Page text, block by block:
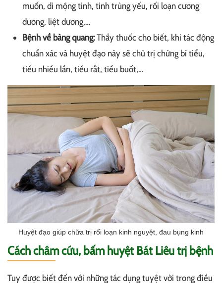
muốn, di mộng tinh, tinh trùng yếu, rối loạn cương
dương, liệt dương,…
Bệnh về bàng quang:Thầy thuốc cho biết, khi tác động
chuẩn xác và huyệt đạo này sẽ chủ trị chứng bí tiểu,
tiểu nhiều lần, tiểu rắt, tiểu buốt,…
Huyệt đạo giúp chữa trị rối loạn kinh nguyệt, đau bụng kinh
Cách châm cứu, bấm huyệt Bát Liêu trị bệnh
Tuy được biết đến với những tác dụng tuyệt vời trong điều